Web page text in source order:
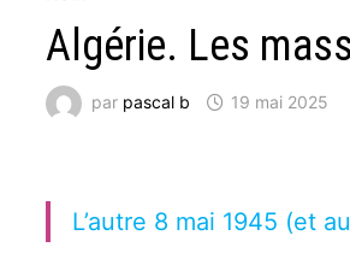
Algérie. Les
par pascal b 19 mai 2025
L’autre 8 mai 1945 (et